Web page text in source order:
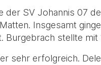
der SV Johannis 07
Insgesamt
Burgebrach stellte
sehr erfolgreich.